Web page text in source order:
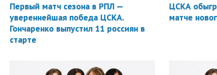
Первый матч сезона в РПЛ —
увереннейшая победа ЦСКА.
Гончаренко выпустил 11 россиян в
старте
ЦСКА
матче